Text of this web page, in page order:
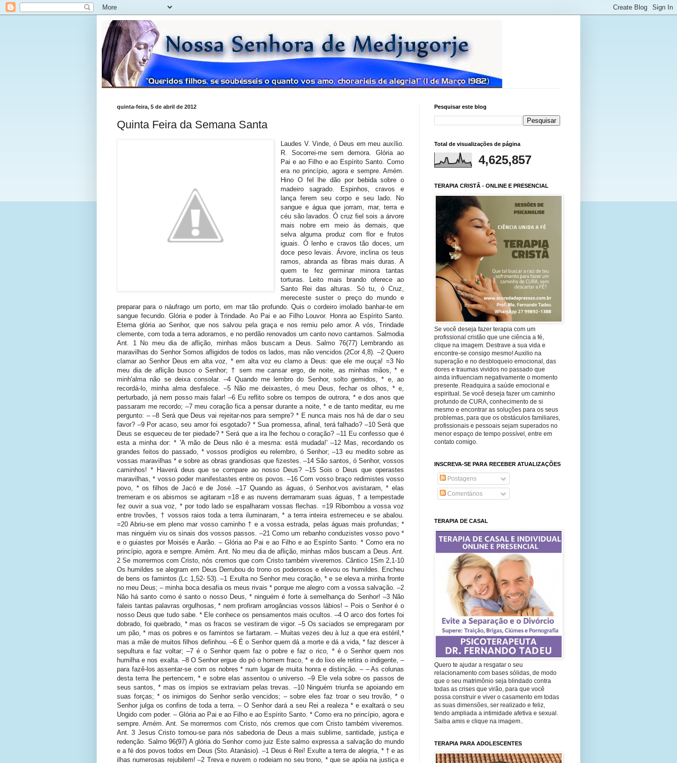
quinta-feira, 5 de abril de 2012
Quinta Feira da Semana Santa
Laudes V. Vinde, ó Deus em meu auxílio. R. Socorrei-me sem demora. Glória ao Pai e ao Filho e ao Espírito Santo. Como era no princípio, agora e sempre. Amém. Hino O fel lhe dão por bebida sobre o madeiro sagrado. Espinhos, cravos e lança ferem seu corpo e seu lado. No sangue e água que jorram, mar, terra e céu são lavados. Ó cruz fiel sois a árvore mais nobre em meio às demais, que selva alguma produz com flor e frutos iguais. Ó lenho e cravos tão doces, um doce peso levais. Árvore, inclina os teus ramos, abranda as fibras mais duras. A quem te fez germinar minora tantas torturas. Leito mais brando oferece ao Santo Rei das alturas. Só tu, ó Cruz, mereceste suster o preço do mundo e preparar para o náufrago um porto, em mar tão profundo. Quis o cordeiro imolado banhar-te em sangue fecundo. Glória e poder à Trindade. Ao Pai e ao Filho Louvor. Honra ao Espírito Santo. Eterna glória ao Senhor, que nos salvou pela graça e nos remiu pelo amor. A vós, Trindade clemente, com toda a terra adoramos, e no perdão renovados um canto novo cantamos. Salmodia Ant. 1 No meu dia de aflição, minhas mãos buscam a Deus. Salmo 76(77) Lembrando as maravilhas do Senhor Somos afligidos de todos os lados, mas não vencidos (2Cor 4,8). –2 Quero clamar ao Senhor Deus em alta voz, * em alta voz eu clamo a Deus: que ele me ouça! =3 No meu dia de aflição busco o Senhor; † sem me cansar ergo, de noite, as minhas mãos, * e minh'alma não se deixa consolar. –4 Quando me lembro do Senhor, solto gemidos, * e, ao recordá-lo, minha alma desfalece. –5 Não me deixastes, ó meu Deus, fechar os olhos, * e, perturbado, já nem posso mais falar! –6 Eu reflito sobre os tempos de outrora, * e dos anos que passaram me recordo; –7 meu coração fica a pensar durante a noite, * e de tanto meditar, eu me pergunto: – –8 Será que Deus vai rejeitar-nos para sempre? * E nunca mais nos há de dar o seu favor? –9 Por acaso, seu amor foi esgotado? * Sua promessa, afinal, terá falhado? –10 Será que Deus se esqueceu de ter piedade? * Será que a ira lhe fechou o coração? –11 Eu confesso que é esta a minha dor: * 'A mão de Deus não é a mesma: está mudada!' –12 Mas, recordando os grandes feitos do passado, * vossos prodígios eu relembro, ó Senhor; –13 eu medito sobre as vossas maravilhas * e sobre as obras grandiosas que fizestes. –14 São santos, ó Senhor, vossos caminhos! * Haverá deus que se compare ao nosso Deus? –15 Sois o Deus que operastes maravilhas, * vosso poder manifestastes entre os povos. –16 Com vosso braço redimistes vosso povo, * os filhos de Jacó e de José. –17 Quando as águas, ó Senhor,vos avistaram, * elas tremeram e os abismos se agitaram =18 e as nuvens derramaram suas águas, † a tempestade fez ouvir a sua voz, * por todo lado se espalharam vossas flechas. =19 Ribombou a vossa voz entre trovões, † vossos raios toda a terra iluminaram, * a terra inteira estremeceu e se abalou. =20 Abriu-se em pleno mar vosso caminho † e a vossa estrada, pelas águas mais profundas; * mas ninguém viu os sinais dos vossos passos. –21 Como um rebanho conduzistes vosso povo * e o guiastes por Moisés e Aarão. – Glória ao Pai e ao Filho e ao Espírito Santo. * Como era no princípio, agora e sempre. Amém. Ant. No meu dia de aflição, minhas mãos buscam a Deus. Ant. 2 Se morrermos com Cristo, nós cremos que com Cristo também viveremos. Cântico 1Sm 2,1-10 Os humildes se alegram em Deus Derrubou do trono os poderosos e elevou os humildes. Encheu de bens os famintos (Lc 1,52- 53). –1 Exulta no Senhor meu coração, * e se eleva a minha fronte no meu Deus; – minha boca desafia os meus rivais * porque me alegro com a vossa salvação. –2 Não há santo como é santo o nosso Deus, * ninguém é forte à semelhança do Senhor! –3 Não faleis tantas palavras orgulhosas, * nem profiram arrogâncias vossos lábios! – Pois o Senhor é o nosso Deus que tudo sabe. * Ele conhece os pensamentos mais ocultos. –4 O arco dos fortes foi dobrado, foi quebrado, * mas os fracos se vestiram de vigor. –5 Os saciados se empregaram por um pão, * mas os pobres e os famintos se fartaram. – Muitas vezes deu à luz a que era estéril,* mas a mãe de muitos filhos definhou. –6 É o Senhor quem dá a morte e dá a vida, * faz descer à sepultura e faz voltar; –7 é o Senhor quem faz o pobre e faz o rico, * é o Senhor quem nos humilha e nos exalta. –8 O Senhor ergue do pó o homem fraco, * e do lixo ele retira o indigente, – para fazê-los assentar-se com os nobres * num lugar de muita honra e distinção. – – As colunas desta terra lhe pertencem, * e sobre elas assentou o universo. –9 Ele vela sobre os passos de seus santos, * mas os ímpios se extraviam pelas trevas. –10 Ninguém triunfa se apoiando em suas forças; * os inimigos do Senhor serão vencidos; – sobre eles faz troar o seu trovão, * o Senhor julga os confins de toda a terra. – O Senhor dará a seu Rei a realeza * e exaltará o seu Ungido com poder. – Glória ao Pai e ao Filho e ao Espírito Santo. * Como era no princípio, agora e sempre. Amém. Ant. Se morrermos com Cristo, nós cremos que com Cristo também viveremos. Ant. 3 Jesus Cristo tornou-se para nós sabedoria de Deus a mais sublime, santidade, justiça e redenção. Salmo 96(97) A glória do Senhor como juiz Este salmo expressa a salvação do mundo e a fé dos povos todos em Deus (Sto. Atanásio). –1 Deus é Rei! Exulte a terra de alegria, * † e as ilhas numerosas rejubilem! –2 Treva e nuvem o rodeiam no seu trono, * que se apóia na justiça e no direito. –3 Vai um fogo caminhando à sua frente * e devora ao redor seus inimigos. –4 Seus relâmpagos clareiam toda a terra; * toda a terra ao contemplá-los estremece. –5 As montanhas se derretem como cera * ante a face do Senhor de toda a terra; –6 e assim proclama o céu sua justiça, * todos os povos podem ver a sua glória. =7 'Os que adoram as estátuas se envergonhem † e os que põem a sua glória nos seus ídolos; * aos pés de Deus vêm se prostrar todos os deuses!' =8 Sião escuta transbordante de alegria, † e exultam as cidades de Judá, * porque são justos, ó Senhor, vossos juízos! =9 Porque vós sois o Altíssimo, Senhor, † muito acima do universo que criastes, * e de muito superais todos os deuses. =10 O Senhor ama os que detestam a maldade, † ele protege seus fiéis e suas vidas, * e da mão dos pecadores os liberta. –11 Uma luz já se levanta para os justos, * e a alegria, para os retos corações. –12 Homens justos, alegrai-vos no Senhor, * celebrai e bendizei seu santo nome! – Glória ao Pai e ao Filho e ao Espírito Santo. * Como era no princípio, agora e sempre. Amém. Ant. Jesus Cristo tornou-se para nós sabedoria de Deus a mais sublime, santidade, justiça e redenção. Leitura breve Is 50,5-7 O Senhor abriu-me os ouvidos; não lhe resisti nem voltei atrás. Ofereci as costas para me baterem e as faces para me arrancarem a barba: não desviei o rosto de bofetões e cusparadas. Mas o Senhor Deus é meu Auxiliador, por isso não me deixei abater o ânimo, conservei o rosto impassível como pedra, porque sei que não sairei humilhado. Responsório breve R. Foi levado como ovelha ao matadouro; e, maltratado, não abriu a sua boca. * De sua linhagem quem dela cogitou? R. Foi levado. R. Da terra dos viventes foi cortado, por causa da revolta do seu povo. * De sua linhagem. Glória ao Pai. R. Foi levado. CÂNTICO EVANGÉLICO(BENEDICTUS) Lc 1,68-79 Ant. O sangue de Cristo, que a si mesmo ofertou-se pelo Espírito Santo como hóstia sem mancha, purifica noss’alma das obras da morte, para servir ao Deus vivo. O Messias e seu Precursor –68 Bendito seja o Senhor Deus de Israel, * que a seu povo visitou e libertou; –69 e fez surgir um poderoso Salvador * na casa de Davi, seu servidor, –70 como falara pela boca de seus santos, * os profetas desde os tempos mais antigos, –71 para salvar-nos do poder dos inimigos * e da mão de todos quantos nos odeiam. –72 Assim mostrou misericórdia a nossos pais, * recordando a sua santa Aliança –73 e o juramento a Abraão, o nosso pai, * de conceder-nos 74 que, libertos do inimigo, = a ele nós sirvamos sem temor † 75 em santidade e em justiça diante dele, * enquanto perdurarem nossos dias. =76 Serás profeta do Altíssimo, ó menino, † pois irás andando à frente do Senhor * para aplainar e preparar os seus caminhos, –77 anunciando ao seu povo a salvação, * que está na remissão de seus pecados; –78 pelo amor do coração de nosso Deus, * Sol nascente que nos veio visitar –79 lá do alto como luz resplandecente * a iluminar a quantos jazem entre as trevas = e na sombra da morte estão sentados † e para dirigir os nossos passos, * guiando-nos no caminho da paz. – Glória ao Pai e ao Filho e ao Espírito Santo. * Como era no princípio, agora e sempre. Amém. Ant. O sangue de Cristo, que a si mesmo ofertou-se pelo Espírito Santo como hóstia sem mancha, purifica noss’alma das obras da morte, para servir ao Deus vivo. Preces Imploremos a Cristo Salvador, que nos remiu por sua morte e ressurreição; e digamos: R. Senhor, tende piedade de nós! Vós, que subistes a Jerusalém para sofrer a Paixão, e assim entrar na glória, – conduzi vossa Igreja à Páscoa da eternidade. R. Vós, que, elevado na cruz, deixastes a lança do soldado vos traspassar, – curai as nossas feridas. R. Vós, que transformastes o madeiro da cruz em árvore da vida, – concedei de seus frutos aos que renasceram pelo batismo. R. Vós, que, pregado na cruz, perdoastes o ladrão arrependido, – perdoai-nos também a nós pecadores. R. (intenções livres) Pai nosso... Oração Ó Deus, que fizestes vosso Filho padecer o suplício da cruz para arrancar-nos à escravidão do pecado, concedei aos vossos servos e servas, a graça da ressurreição. Por nosso Senhor Jesus Cristo, vosso Filho, na unidade do Espírito Santo. Conclusão da Hora O Senhor nos abençoe, nos livre de todo o mal e nos conduza à vida eterna. Amém. Hora Média V. Vinde, ó Deus em meu auxílio. R. Socorrei-me sem demora. Glória ao Pai e ao Filho e ao Espírito Santo. Como era no princípio, agora e sempre. Amém. Hino O número sagrado, três vezes três das horas, abrindo um novo espaço, nos chama à prece, agora. Ao n
Pesquisar este blog
Total de visualizações de página
4,625,857
TERAPIA CRISTÃ - ONLINE E PRESENCIAL
Se você deseja fazer terapia com um
profissional cristão que une ciência a fé,
clique na imagem. Destrave a sua vida e
encontre-se consigo mesmo! Auxilio na
superação e no desbloqueio emocional, das
dores e traumas vividos no passado que
ainda influenciam negativamente o momento
presente. Readquira a saúde emocional e
espiritual. Se você deseja fazer um caminho
profundo de CURA, conhecimento de si
mesmo e encontrar as soluções para os seus
problemas, para que os obstáculos familiares,
profissionais e pessoais sejam superados no
menor espaço de tempo possível, entre em
contato comigo.
INSCREVA-SE PARA RECEBER ATUALIZAÇÕES
Postagens
Comentários
TERAPIA DE CASAL
Quero te ajudar a resgatar o seu
relacionamento com bases sólidas, de modo
que o seu matrimônio seja blindado contra
todas as crises que virão, para que você
possa construir e viver o casamento em todas
as suas dimensões, ser realizado e feliz,
tendo ampliada a intimidade afetiva e sexual.
Saiba amis e clique na imagem..
TERAPIA PARA ADOLESCENTES